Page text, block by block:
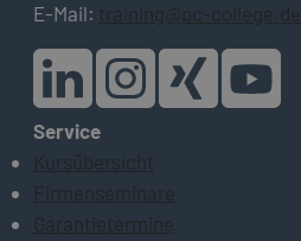
E-Mail: training@pc-college.de
Service
Kursübersicht
Firmenseminare
Garantietermine